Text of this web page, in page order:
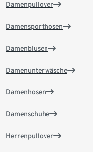
Damenpullover
Damensporthosen
Damenblusen
Damenunterwäsche
Damenhosen
Damenschuhe
Herrenpullover